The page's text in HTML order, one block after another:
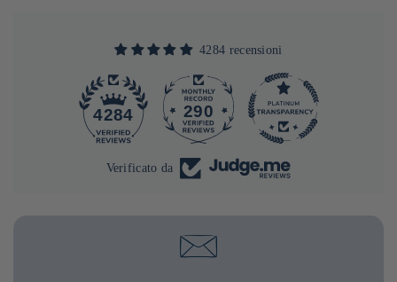
4284 recensioni
4284 290
Verificato da